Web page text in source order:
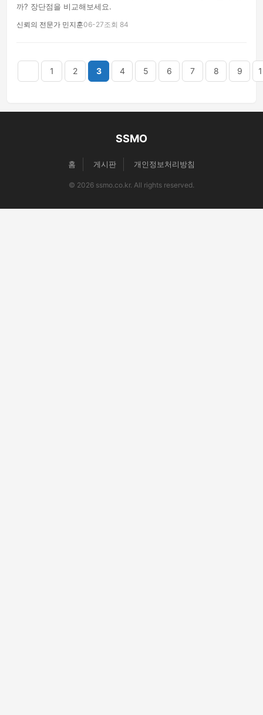
까? 장단점을 비교해보세요.
신뢰의 전문가 민지훈06-27조회 84
1 2 3 4 5 6 7 8 9
SSMO
홈 게시판 개인정보처리방침
© 2026 ssmo.co.kr. All rights reserved.